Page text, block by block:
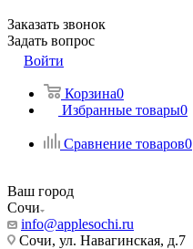
Заказать звонок
Задать вопрос
Войти
Корзина0
Избранные товары0
Сравнение товаров0
Ваш город
Сочи
info@applesochi.ru
Сочи, ул. Навагинская, д.7